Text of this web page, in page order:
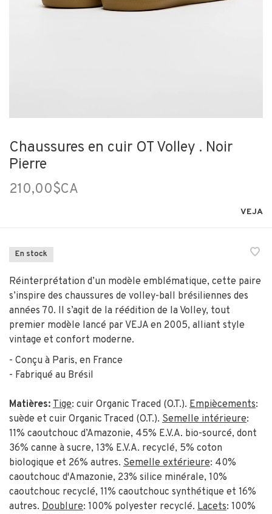
Chaussures en cuir OT Volley . Noir
Pierre
210,00$CA
VEJA
En stock
Réinterprétation d’un modèle emblématique, cette paire
s’inspire des chaussures de volley-ball brésiliennes des
années 70. Il s’agit de la réédition de la Volley, tout
premier modèle lancé par VEJA en 2005, alliant style
vintage et confort moderne.
- Conçu à Paris, en France
- Fabriqué au Brésil
Matières: Tige: cuir Organic Traced (O.T.). Empiècements:
suède et cuir Organic Traced (O.T.). Semelle intérieure:
11% caoutchouc d’Amazonie, 45% E.V.A. bio-sourcé, dont
36% canne à sucre, 13% E.V.A. recyclé, 5% coton
biologique et 26% autres. Semelle extérieure: 40%
caoutchouc d'Amazonie, 23% silice minérale, 10%
caoutchouc recyclé, 11% caoutchouc synthétique et 16%
autres. Doublure: 100% polyester recyclé. Lacets: 100%